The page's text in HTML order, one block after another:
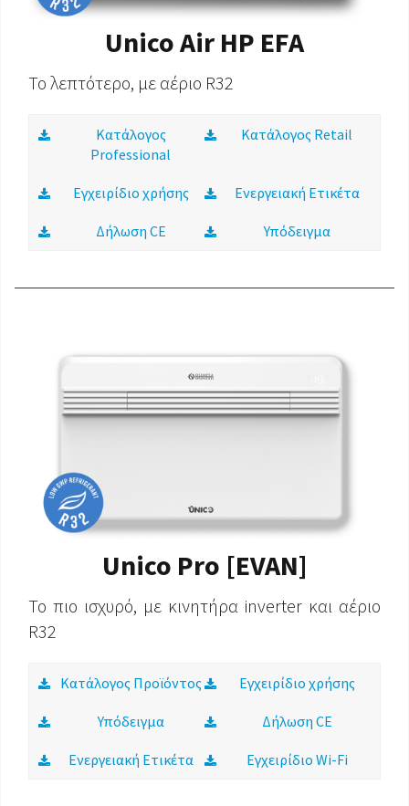
Unico Air HP EFA
Το λεπτότερο, με αέριο R32
Κατάλογος
Professional
Κατάλογος Retail
Εγχειρίδιο χρήσης Ενεργειακή Ετικέτα
Δήλωση CE Υπόδειγμα
Unico Pro [EVAN]
Το πιο ισχυρό, με κινητήρα inverter και αέριο
R32
Κατάλογος Προϊόντος Εγχειρίδιο χρήσης
Υπόδειγμα Δήλωση CE
Ενεργειακή Ετικέτα Εγχειρίδιο Wi-Fi